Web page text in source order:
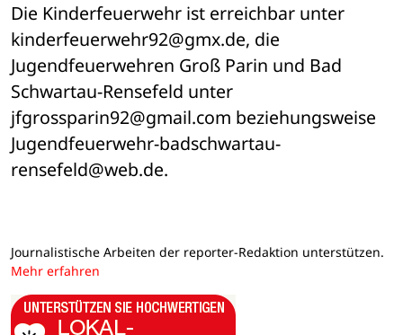
Die Kinderfeuerwehr ist erreichbar unter
kinderfeuerwehr92@gmx.de, die
Jugendfeuerwehren Groß Parin und Bad
Schwartau-Rensefeld unter
jfgrossparin92@gmail.com beziehungsweise
Jugendfeuerwehr-badschwartau-
rensefeld@web.de.
Journalistische Arbeiten der reporter-Redaktion unterstützen.
Mehr erfahren